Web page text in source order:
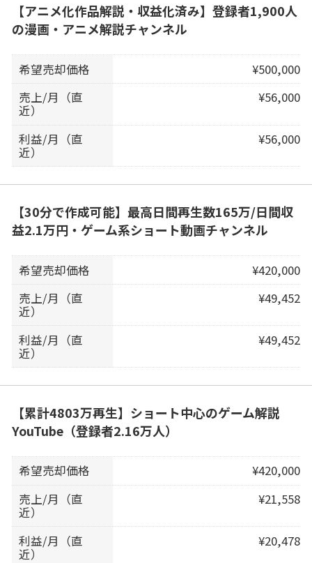
【アニメ化作品解説・収益化済み】登録者1,900人
の漫画・アニメ解説チャンネル
希望売却価格
¥500,000
売上/月（直
近）
¥56,000
利益/月（直
近）
¥56,000
【30分で作成可能】最高日間再生数165万/日間収
益2.1万円・ゲーム系ショート動画チャンネル
希望売却価格
¥420,000
売上/月（直
近）
¥49,452
利益/月（直
近）
¥49,452
【累計4803万再生】ショート中心のゲーム解説
YouTube（登録者2.16万人）
希望売却価格
¥420,000
売上/月（直
近）
¥21,558
利益/月（直
近）
¥20,478